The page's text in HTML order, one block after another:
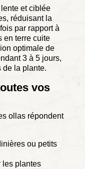
et ciblée
réduisant la
par rapport à
en terre cuite
optimale de
3 à 5 jours,
de la plante.
vos
ollas répondent
ou petits
les plantes